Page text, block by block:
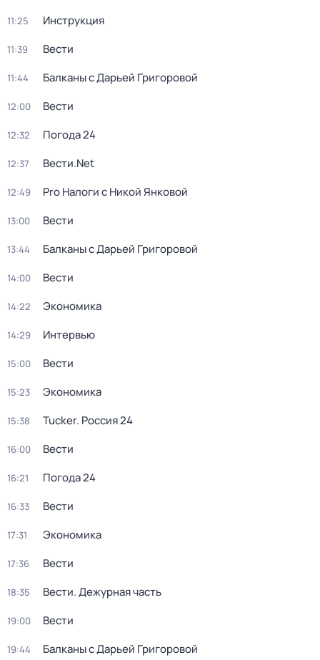
11:25 Инструкция
11:39 Вести
11:44 Балканы с Дарьей Григоровой
12:00 Вести
12:32 Погода 24
12:37 Вести.Net
12:49 Pro Налоги с Никой Янковой
13:00 Вести
13:44 Балканы с Дарьей Григоровой
14:00 Вести
14:22 Экономика
14:29 Интервью
15:00 Вести
15:23 Экономика
15:38 Tucker. Россия 24
16:00 Вести
16:21 Погода 24
16:33 Вести
17:31 Экономика
17:36 Вести
18:35 Вести. Дежурная часть
19:00 Вести
19:44 Балканы с Дарьей Григоровой